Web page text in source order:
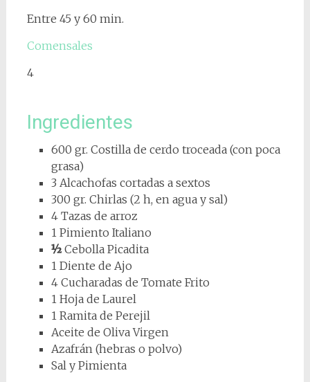
Entre 45 y 60 min.
Comensales
4
Ingredientes
600 gr. Costilla de cerdo troceada (con poca
grasa)
3 Alcachofas cortadas a sextos
300 gr. Chirlas (2 h, en agua y sal)
4 Tazas de arroz
1 Pimiento Italiano
½ Cebolla Picadita
1 Diente de Ajo
4 Cucharadas de Tomate Frito
1 Hoja de Laurel
1 Ramita de Perejil
Aceite de Oliva Virgen
Azafrán (hebras o polvo)
Sal y Pimienta